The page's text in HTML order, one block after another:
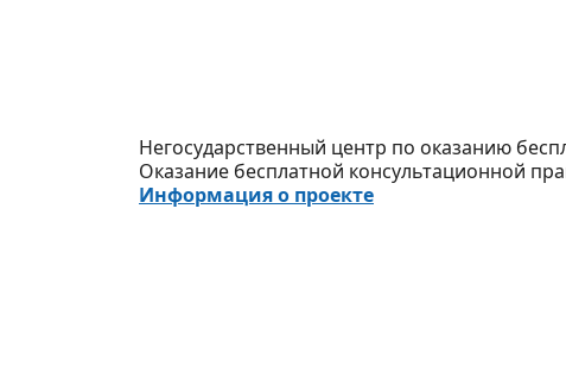
Негосударственный центр по оказанию
Оказание бесплатной консультационной
Информация о проекте